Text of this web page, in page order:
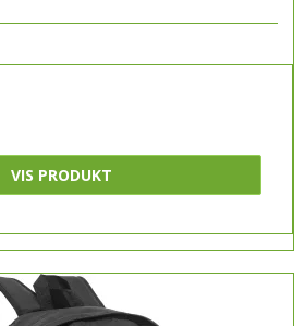
VIS PRODUKT